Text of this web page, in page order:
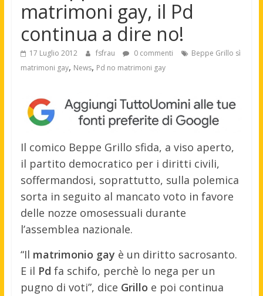
matrimoni gay, il Pd
continua a dire no!
17 Luglio 2012 fsfrau 0 commenti
Beppe Grillo sì
matrimoni gay, News, Pd no matrimoni gay
Il comico Beppe Grillo sfida, a viso aperto,
il partito democratico per i diritti civili,
soffermandosi, soprattutto, sulla polemica
sorta in seguito al mancato voto in favore
delle nozze omosessuali durante
l’assemblea nazionale.
“Il matrimonio gay è un diritto sacrosanto.
E il Pd fa schifo, perchè lo nega per un
pugno di voti”, dice Grillo e poi continua